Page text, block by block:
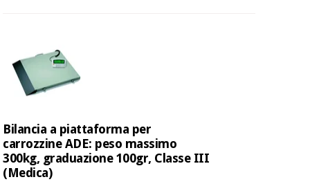
Bilancia a piattaforma per
carrozzine ADE: peso massimo
300kg, graduazione 100gr, Classe III
(Medica)